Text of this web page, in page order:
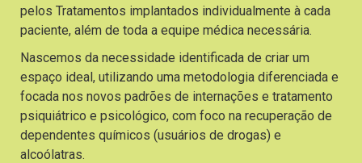
pelos Tratamentos implantados individualmente à cada
paciente, além de toda a equipe médica necessária.
Nascemos da necessidade identificada de criar um
espaço ideal, utilizando uma metodologia diferenciada e
focada nos novos padrões de internações e tratamento
psiquiátrico e psicológico, com foco na recuperação de
dependentes químicos (usuários de drogas) e
alcoólatras.